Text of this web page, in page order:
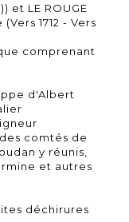
et LE ROUGE
1712 - Vers
comprenant
d'Albert
comtés de
y réunis,
et autres
déchirures